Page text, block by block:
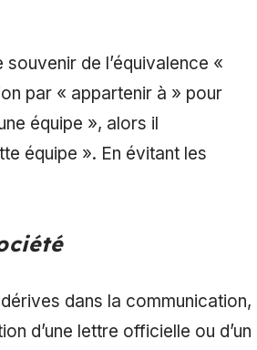
de l’équivalence «
par « appartenir à » pour
équipe », alors il
équipe ». En évitant les
dans la communication,
d’une lettre officielle ou d’un